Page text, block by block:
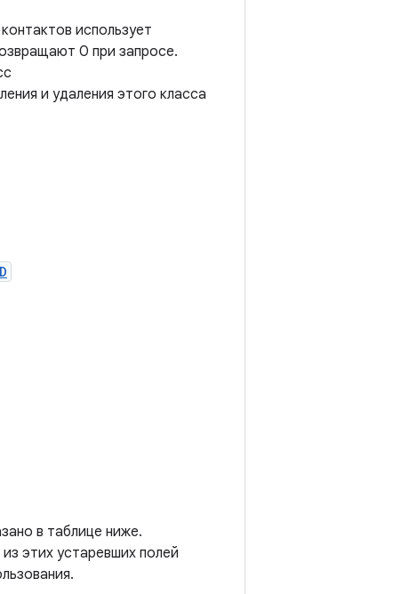
использует
0 при запросе.
и удаления этого класса
в таблице ниже.
этих устаревших полей